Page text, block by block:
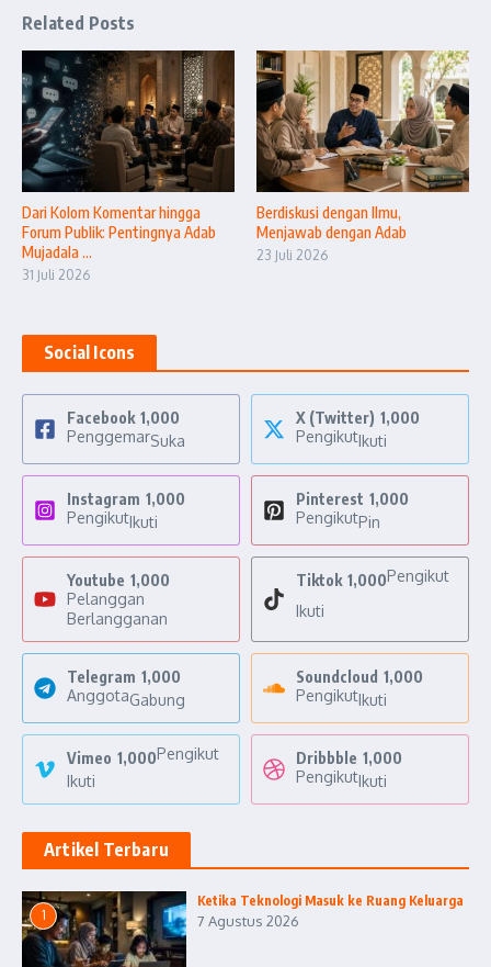
Related Posts
Dari Kolom Komentar hingga
Forum Publik: Pentingnya Adab
Mujadala ...
31 Juli 2026
Berdiskusi dengan Ilmu,
Menjawab dengan Adab
23 Juli 2026
Social Icons
Facebook 1,000
PenggemarSuka
X (Twitter) 1,000
PengikutIkuti
Instagram 1,000
PengikutIkuti
Pinterest 1,000
PengikutPin
Youtube 1,000
Pelanggan
Berlangganan
Tiktok 1,000Pengikut
Ikuti
Telegram 1,000
AnggotaGabung
Soundcloud 1,000
PengikutIkuti
Vimeo 1,000Pengikut
Ikuti
Dribbble 1,000
PengikutIkuti
Artikel Terbaru
1
Ketika Teknologi Masuk ke Ruang Keluarga
7 Agustus 2026